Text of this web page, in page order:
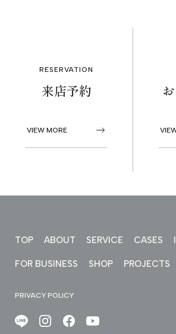
RESERVATION
来店予約
VIEW MORE
TOP ABOUT SERVICE CASES
FOR BUSINESS SHOP PROJECTS
PRIVACY POLICY